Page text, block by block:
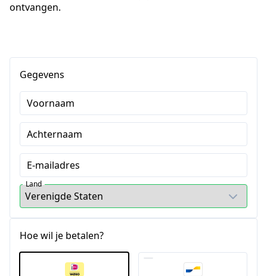
ontvangen.
Gegevens
Voornaam
Achternaam
E-mailadres
Land
Hoe wil je betalen?